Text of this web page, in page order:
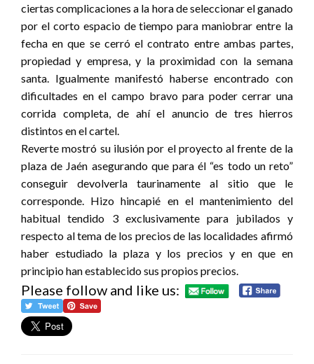
ciertas complicaciones a la hora de seleccionar el ganado
por el corto espacio de tiempo para maniobrar entre la
fecha en que se cerró el contrato entre ambas partes,
propiedad y empresa, y la proximidad con la semana
santa. Igualmente manifestó haberse encontrado con
dificultades en el campo bravo para poder cerrar una
corrida completa, de ahí el anuncio de tres hierros
distintos en el cartel.
Reverte mostró su ilusión por el proyecto al frente de la
plaza de Jaén asegurando que para él “es todo un reto”
conseguir devolverla taurinamente al sitio que le
corresponde. Hizo hincapié en el mantenimiento del
habitual tendido 3 exclusivamente para jubilados y
respecto al tema de los precios de las localidades afirmó
haber estudiado la plaza y los precios y en que en
principio han establecido sus propios precios.
Please follow and like us: